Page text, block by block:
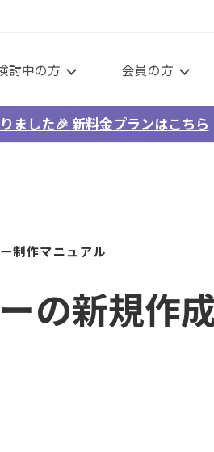
討中の方 会員の方
ました🎉 新料金プランはこちら
制作マニュアル
の新規作